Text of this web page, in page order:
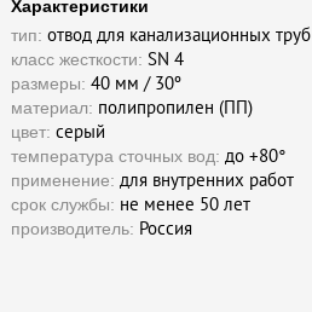
Характеристики
тип: отвод для канализационных труб
класс жесткости: SN 4
размеры: 40 мм / 30º
материал: полипропилен (ПП)
цвет: серый
температура сточных вод: до +80°
применение: для внутренних работ
срок службы: не менее 50 лет
производитель: Россия